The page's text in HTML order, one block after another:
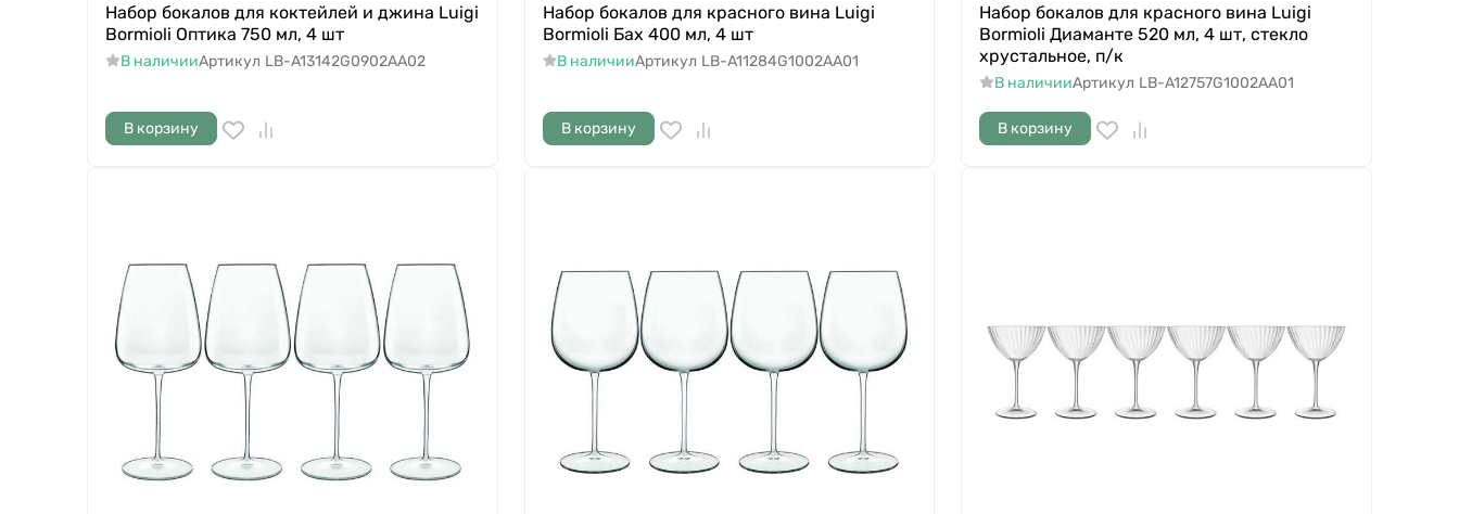
Набор бокалов для коктейлей и джина Luigi
Bormioli Оптика 750 мл, 4 шт
В наличииАртикул LB-A13142G0902AA02
В корзину
Набор бокалов для красного вина Luigi
Bormioli Бах 400 мл, 4 шт
В наличииАртикул LB-A11284G1002AA01
В корзину
Набор бокалов для красного вина Luigi
Bormioli Диаманте 520 мл, 4 шт, стекло
хрустальное, п/к
В наличииАртикул LB-A12757G1002AA01
В корзину